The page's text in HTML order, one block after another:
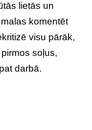
lietās un
komentēt
visu pārāk,
soļus,
darbā.